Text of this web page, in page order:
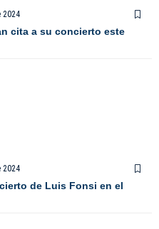
2024
cita a su concierto este
2024
de Luis Fonsi en el